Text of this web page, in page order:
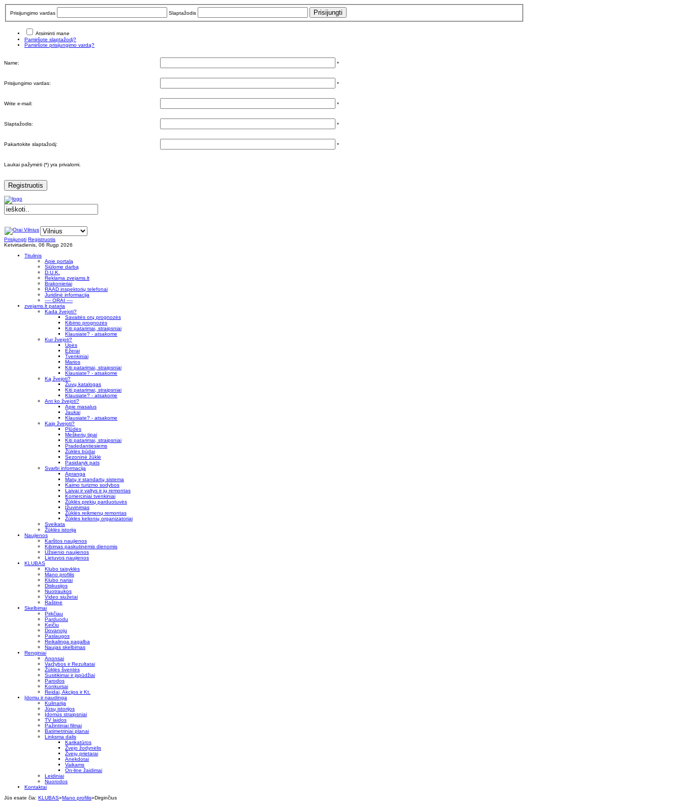
Prisijungimo vardas Slaptažodis
Atsiminti mane
Pamiršote slaptažodį?
Pamiršote prisijungimo vardą?
Name: *
Prisijungimo vardas: *
Write e-mail: *
Slaptažodis: *
Pakartokite slaptažodį: *
Laukai pažymėti (*) yra privalomi.
Registruotis
Prisijungti Registruotis
Ketvirtadienis, 06 Rugp 2026
Titulinis
Apie portalą
Siūlome darbą
D.U.K.
Reklama zvejams.lt
Brakonieriai
RAAD inspektorių telefonai
Juridinė informacija
---- ORAI ----
zvejams.lt pataria
Kada žvejoti?
Savaitės orų prognozės
Kibimo prognozės
Kiti patarimai, straipsniai
Klausiate? - atsakome
Kur žvejoti?
Upės
Ežerai
Tvenkiniai
Marios
Kiti patarimai, straipsniai
Klausiate? - atsakome
Ką žvejoti?
Žuvų katalogas
Kiti patarimai, straipsniai
Klausiate? - atsakome
Ant ko žvejoti?
Apie masalus
Jaukai
Klausiate? - atsakome
Kaip žvejoti?
Plūdės
Meškerių tipai
Kiti patarimai, straipsniai
Pradedantiesiems
Žūklės būdai
Sezoninė žūklė
Pasidaryk pats
Svarbi informacija
Apranga
Matų ir standartų sistema
Kaimo turizmo sodybos
Laivai ir valtys ir jų remontas
Komerciniai tvenkiniai
Žūklės prekių parduotuvės
Įžuvinimas
Žūklės reikmenų remontas
Žūklės kelionių organizatoriai
Sveikata
Žūklės istorija
Naujienos
Karštos naujienos
Kibimas paskutinėmis dienomis
Užsienio naujienos
Lietuvos naujienos
KLUBAS
Klubo taisyklės
Mano profilis
Klubo nariai
Diskusijos
Nuotraukos
Video siužetai
Raštinė
Skelbimai
Pirkčiau
Parduodu
Keičiu
Dovanoju
Paslaugos
Reikalinga pagalba
Naujas skelbimas
Renginiai
Anonsai
Varžybos ir Rezultatai
Žūklės šventės
Susitikimai ir įspūdžiai
Parodos
Konkursai
Reidai, Akcijos ir Kt.
Įdomu ir naudinga
Kulinarija
Jūsų istorijos
Įdomūs straipsniai
TV laidos
Pažintiniai filmai
Batimetriniai planai
Linksma dalis
Karikatūros
Žvejo žodynėlis
Žvejų prietarai
Anekdotai
Vaikams
On-line žaidimai
Leidiniai
Nuorodos
Kontaktai
Jūs esate čia: KLUBAS»Mano profilis»Dirginčius